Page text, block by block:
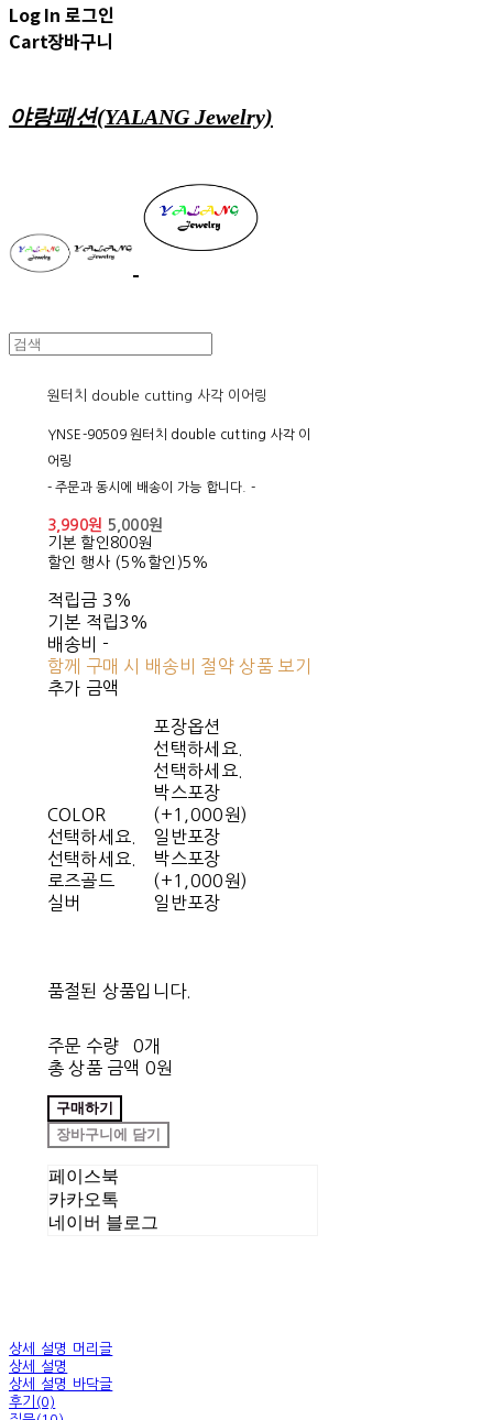
Log In 로그인
Cart장바구니
야랑패션(YALANG Jewelry)
원터치 double cutting 사각 이어링
YNSE-90509 원터치 double cutting 사각 이
어링
- 주문과 동시에 배송이 가능 합니다. -
3,990원
5,000원
기본 할인 800원
할인 행사 (5%할인)5%
적립금 3%
기본 적립3%
배송비 -
함께 구매 시 배송비 절약 상품 보기
추가 금액
COLOR
선택하세요.
선택하세요.
로즈골드
실버
포장옵션
선택하세요.
선택하세요.
박스포장
(+1,000원)
일반포장
박스포장
(+1,000원)
일반포장
품절된 상품입니다.
주문 수량
0개
총 상품 금액 0원
구매하기
장바구니에 담기
페이스북
카카오톡
네이버 블로그
상세 설명 머리글
상세 설명
상세 설명 바닥글
후기(0)